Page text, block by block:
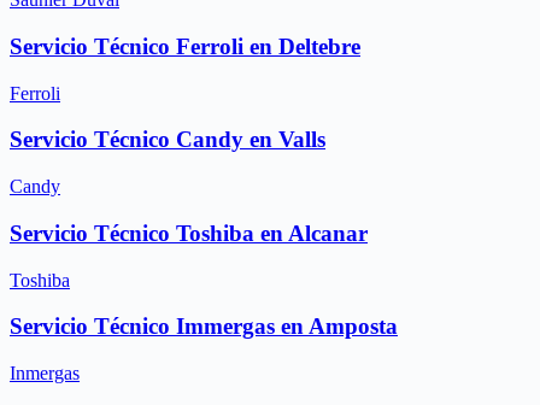
Servicio Técnico Ferroli en Deltebre
Ferroli
Servicio Técnico Candy en Valls
Candy
Servicio Técnico Toshiba en Alcanar
Toshiba
Servicio Técnico Immergas en Amposta
Inmergas